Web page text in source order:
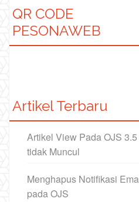
QR CODE
PESONAWEB
Artikel Terbaru
Artikel View Pada OJS 3.5
tidak Muncul
Menghapus Notifikasi
pada OJS